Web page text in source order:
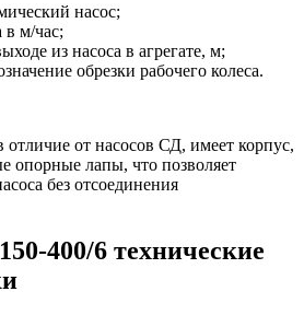
насос;
в м/час;
из насоса в агрегате, м;
обрезки рабочего колеса.
от насосов СД, имеет корпус,
опорные лапы, что позволяет
без отсоединения
400/6 технические